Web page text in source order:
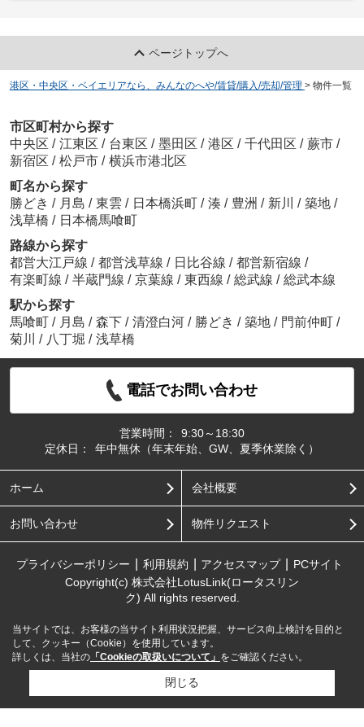
ページトップへ
港区・中央区・ベイエリアなら、みんなのへや/賃貸/購入/売却/管理 > 物件一覧
市区町村から探す
中央区 / 江東区 / 台東区 / 墨田区 / 港区 / 千代田区 / 蕨市 /
新宿区 / 松戸市 / 横浜市港北区
町名から探す
勝どき / 月島 / 東雲 / 日本橋浜町 / 湊 / 豊洲 / 新川 / 築地 /
浅草橋 / 日本橋馬喰町
路線から探す
都営大江戸線 / 都営浅草線 / 日比谷線 / 都営新宿線 /
有楽町線 / 半蔵門線 / 京葉線 / 東西線 / 総武線 / 総武本線
駅から探す
馬喰町 / 月島 / 森下 / 清澄白河 / 勝どき / 築地 / 門前仲町 /
菊川
/ 八丁堀 / 浅草橋
電話でお問い合わせ
営業時間：
9:30～18:30
定休日：
年中無休（年末年始、GW、夏季休業除く）
ホーム 会社概要
お問い合わせ 物件リクエスト
プライバシーポリシー 利用規約 アクセスマップ
PCサイト
Copyright(c) 株式会社LotusLink(ロータスリン
ク) All rights reserved.
当サイトでは、お客様の当サイト利用状況把握、サービス向上検討を目的と
して、クッキー（Cookie）を使用しています。
詳しくは、当社の 「Cookieの取扱いについて」 をご確認ください。
閉じる